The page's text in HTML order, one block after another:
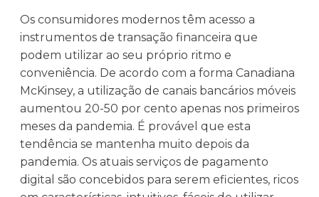
Os consumidores modernos têm acesso a
instrumentos de transação financeira que
podem utilizar ao seu próprio ritmo e
conveniência. De acordo com a forma Canadiana
McKinsey, a utilização de canais bancários móveis
aumentou 20-50 por cento apenas nos primeiros
meses da pandemia. É provável que esta
tendência se mantenha muito depois da
pandemia. Os atuais serviços de pagamento
digital são concebidos para serem eficientes, ricos